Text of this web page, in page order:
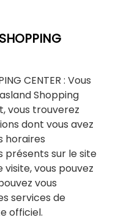
CENTER : Vous
Shopping
vous trouverez
dont vous avez
horaires
présents sur le site
visite, vous pouvez
vous
services de
officiel.